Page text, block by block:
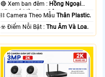
🔴 Xem ban đêm : Hồng Ngoại
15m Có Màu Ban Ðêm.
⛓ Camera Theo MẫuThân Plastic.
️☣️ Điểm Nỗi Bật :Thu Âm Và Loa.